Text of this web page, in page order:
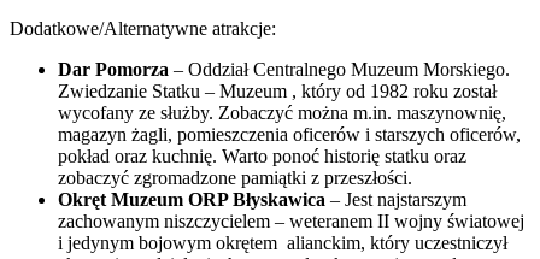
Dodatkowe/Alternatywne atrakcje:
Dar Pomorza – Oddział Centralnego Muzeum Morskiego.
Zwiedzanie Statku – Muzeum , który od 1982 roku został
wycofany ze służby. Zobaczyć można m.in. maszynownię,
magazyn żagli, pomieszczenia oficerów i starszych oficerów,
pokład oraz kuchnię. Warto ponoć historię statku oraz
zobaczyć zgromadzone pamiątki z przeszłości.
Okręt Muzeum ORP Błyskawica – Jest najstarszym
zachowanym niszczycielem – weteranem II wojny światowej
i jedynym bojowym okrętem alianckim, który uczestniczył